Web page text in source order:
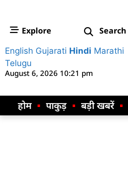
Explore Search
English Gujarati Hindi Marathi
Telugu
August 6, 2026 10:21 pm
होम पाकुड़ बड़ी खबरें